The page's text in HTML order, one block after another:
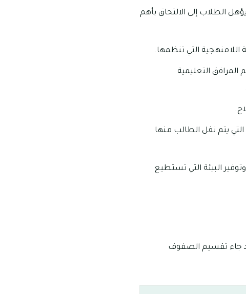
الطلاب إلى الالتحاق بأهم
التي تنظمها.
التعليمية
يتم نقل الطالب منها
البيئة التي تستطيع
جاء تقسيم الصفوف